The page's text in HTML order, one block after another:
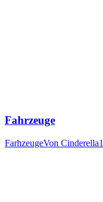
Fahrzeuge
FarhzeugeVon Cinderella